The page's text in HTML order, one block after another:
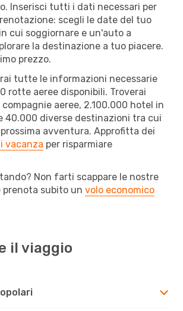
Inserisci tutti i dati necessari per
scegli le date del tuo
cui soggiornare e un'auto a
la destinazione a tuo piacere.
prezzo.
tutte le informazioni necessarie
rotte aeree disponibili. Troverai
aeree, 2.100.000 hotel in
40.000 diverse destinazioni tra cui
avventura. Approfitta dei
vacanza per risparmiare
Non farti scappare le nostre
subito un volo economico
il viaggio